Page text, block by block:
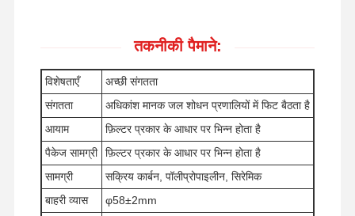
तकनीकी पैमाने:
विशेषताएँ
अच्छी संगतता
संगतता
अधिकांश मानक जल शोधन प्रणालियों में फिट बैठता है
आयाम
फ़िल्टर प्रकार के आधार पर भिन्न होता है
पैकेज सामग्री
फ़िल्टर प्रकार के आधार पर भिन्न होता है
सामग्री
सक्रिय कार्बन, पॉलीप्रोपाइलीन, सिरेमिक
बाहरी व्यास
φ58±2mm